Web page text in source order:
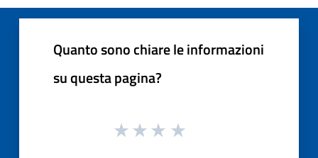
Quanto sono chiare le informazioni
su questa pagina?